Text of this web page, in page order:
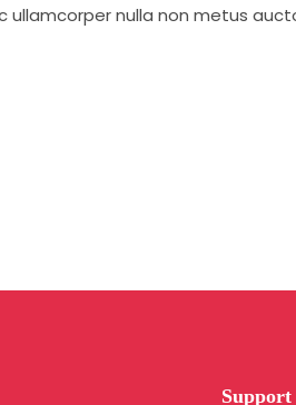
ullamcorper nulla non metus
Support